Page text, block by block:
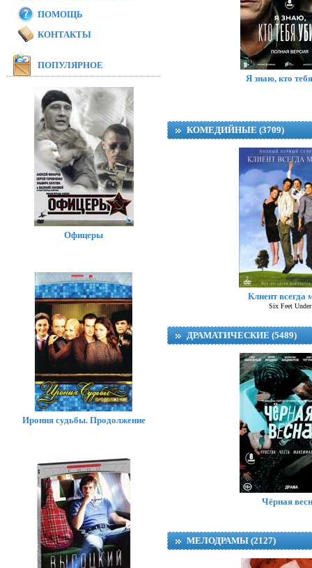
Я знаю, кто
Лола и
КОМЕДИЙНЫЕ (3709)
Клиент всегда
Six Feet Under
ДРАМАТИЧЕСКИЕ (5489)
Чёрная
МЕЛОДРАМЫ (2127)
ПОМОЩЬ
КОНТАКТЫ
ПОПУЛЯРНОЕ
Офицеры
Ирония судьбы. Продолжение